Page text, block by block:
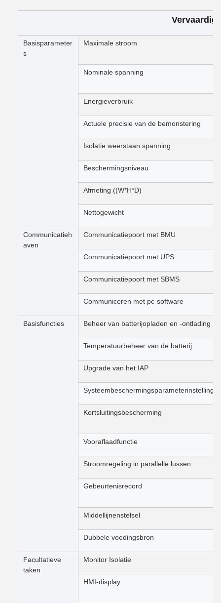
Basisparameter
s
Maximale stroom
Nominale spanning
Energieverbruik
Actuele precisie van de bemonstering
Isolatie weerstaan spanning
Beschermingsniveau
Afmeting ((W*H*D)
Nettogewicht
Communicatieh
aven
Communicatiepoort met BMU
Communicatiepoort met UPS
Communicatiepoort met SBMS
Communiceren met pc-software
Basisfuncties Beheer van batterijopladen en -ontlading
Temperatuurbeheer van de batterij
Upgrade van het IAP
Systeembeschermingsparameterinstelling
Kortsluitingsbescherming
Vooraflaadfunctie
Stroomregeling in parallelle lussen
Gebeurtenisrecord
Middellijnenstelsel
Dubbele voedingsbron
Facultatieve
taken
Monitor Isolatie
HMI-display